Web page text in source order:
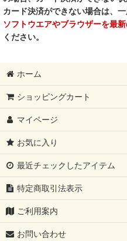
カード決済ができない場合は、
ソフトウエアやブラウザーを最
ください。
ホーム
ショッピングカート
マイページ
お気に入り
最近チェックしたアイテム
特定商取引法表示
ご利用案内
お問い合わせ